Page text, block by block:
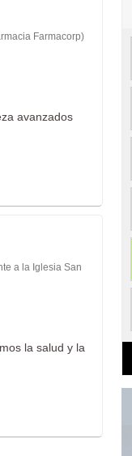
Farmacorp)
avanzados
a la Iglesia San
la salud y la